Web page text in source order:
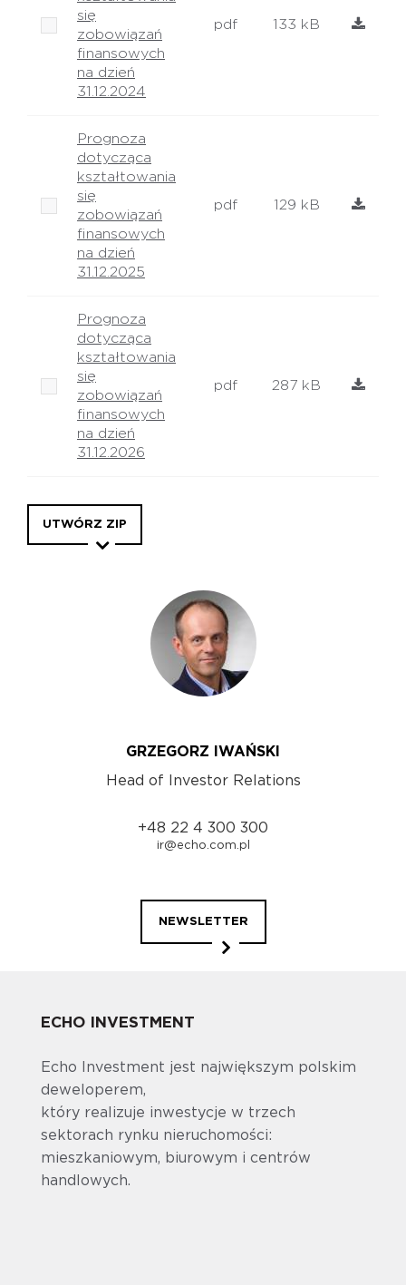
się
zobowiązań
finansowych
na dzień
31.12.2024
pdf 133 kB
Prognoza
dotycząca
kształtowania
się
zobowiązań
finansowych
na dzień
31.12.2025
pdf 129 kB
Prognoza
dotycząca
kształtowania
się
zobowiązań
finansowych
na dzień
31.12.2026
pdf 287 kB
UTWÓRZ ZIP
GRZEGORZ IWAŃSKI
Head of Investor Relations
+48 22 4 300 300
ir@echo.com.pl
NEWSLETTER
ECHO INVESTMENT
Echo Investment jest największym polskim
deweloperem,
który realizuje inwestycje w trzech
sektorach rynku nieruchomości:
mieszkaniowym, biurowym i centrów
handlowych.